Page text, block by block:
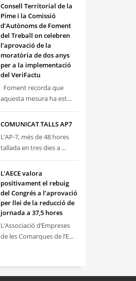
Consell Territorial de la
Pime i la Comissió
d’Autònoms de Foment
del Treball on celebren
l’aprovació de la
moratòria de dos anys
per a la implementació
del VeriFactu
Foment recorda que
aquesta mesura ha est...
COMUNICAT TALLS AP7
L’AP-7, més de 48 hores
tallada en tres dies a ...
L’AECE valora
positivament el rebuig
del Congrés a l’aprovació
per llei de la reducció de
jornada a 37,5 hores
L’Associació d’Empreses
de les Comarques de l’E...